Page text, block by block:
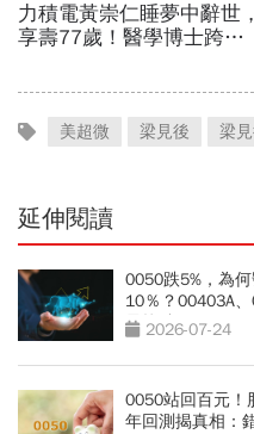
美超微 梁見後 梁
延伸閱讀
0050跌5%，為
10％？00403A
最抗跌？
2026-07-24
0050站回百元！
年回測揭真相：